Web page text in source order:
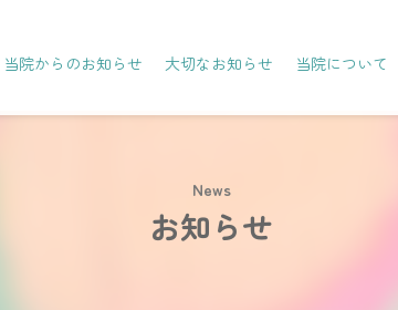
当院からのお知らせ 大切なお知らせ 当院について
お知らせ